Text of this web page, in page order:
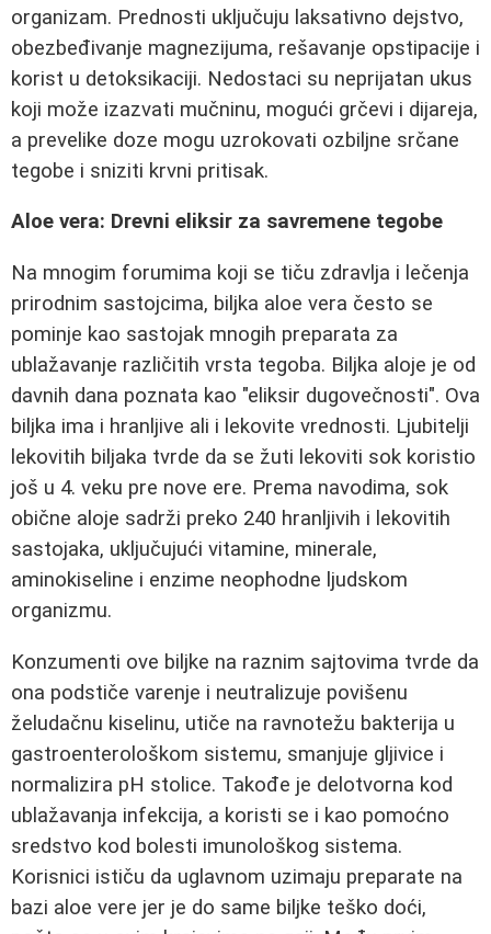
organizam. Prednosti uključuju laksativno dejstvo,
obezbeđivanje magnezijuma, rešavanje opstipacije i
korist u detoksikaciji. Nedostaci su neprijatan ukus
koji može izazvati mučninu, mogući grčevi i dijareja,
a prevelike doze mogu uzrokovati ozbiljne srčane
tegobe i sniziti krvni pritisak.
Aloe vera: Drevni eliksir za savremene tegobe
Na mnogim forumima koji se tiču zdravlja i lečenja
prirodnim sastojcima, biljka aloe vera često se
pominje kao sastojak mnogih preparata za
ublažavanje različitih vrsta tegoba. Biljka aloje je od
davnih dana poznata kao "eliksir dugovečnosti". Ova
biljka ima i hranljive ali i lekovite vrednosti. Ljubitelji
lekovitih biljaka tvrde da se žuti lekoviti sok koristio
još u 4. veku pre nove ere. Prema navodima, sok
obične aloje sadrži preko 240 hranljivih i lekovitih
sastojaka, uključujući vitamine, minerale,
aminokiseline i enzime neophodne ljudskom
organizmu.
Konzumenti ove biljke na raznim sajtovima tvrde da
ona podstiče varenje i neutralizuje povišenu
želudačnu kiselinu, utiče na ravnotežu bakterija u
gastroenterološkom sistemu, smanjuje gljivice i
normalizira pH stolice. Takođe je delotvorna kod
ublažavanja infekcija, a koristi se i kao pomoćno
sredstvo kod bolesti imunološkog sistema.
Korisnici ističu da uglavnom uzimaju preparate na
bazi aloe vere jer je do same biljke teško doći,